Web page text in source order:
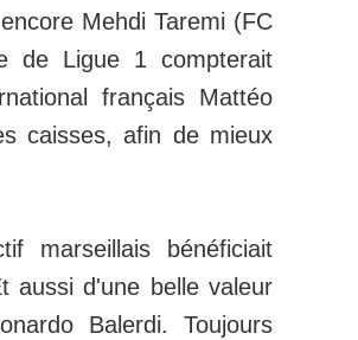
Mehdi Taremi (FC
de Ligue 1 compterait
français Mattéo
caisses, afin de mieux
marseillais bénéficiait
aussi d'une belle valeur
Balerdi. Toujours